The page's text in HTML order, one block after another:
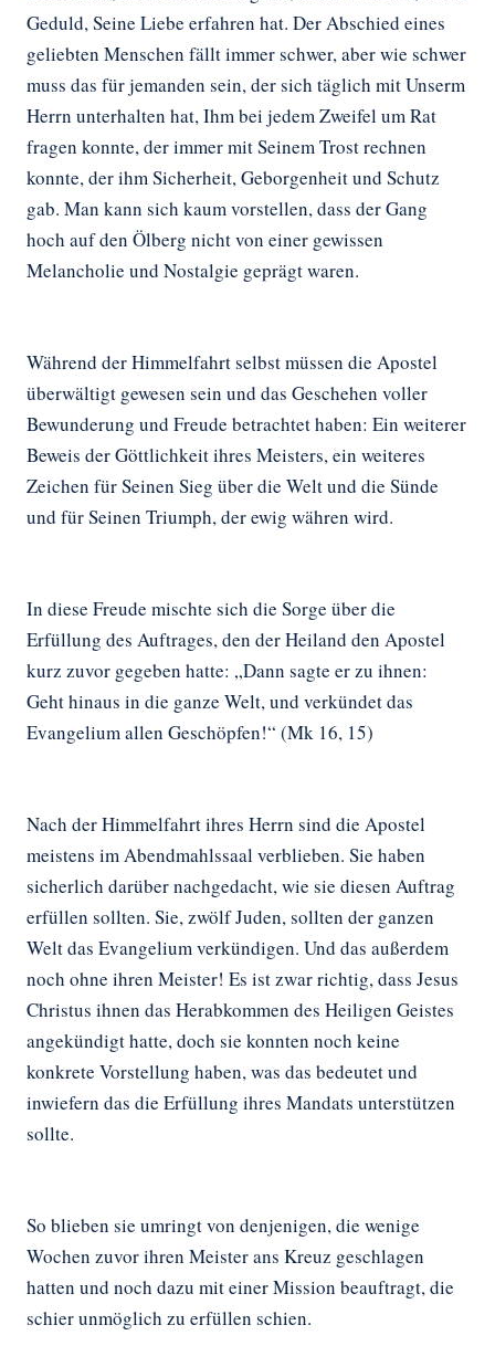
Geduld, Seine Liebe erfahren hat. Der Abschied eines
geliebten Menschen fällt immer schwer, aber wie schwer
muss das für jemanden sein, der sich täglich mit Unserm
Herrn unterhalten hat, Ihm bei jedem Zweifel um Rat
fragen konnte, der immer mit Seinem Trost rechnen
konnte, der ihm Sicherheit, Geborgenheit und Schutz
gab. Man kann sich kaum vorstellen, dass der Gang
hoch auf den Ölberg nicht von einer gewissen
Melancholie und Nostalgie geprägt waren.
Während der Himmelfahrt selbst müssen die Apostel
überwältigt gewesen sein und das Geschehen voller
Bewunderung und Freude betrachtet haben: Ein weiterer
Beweis der Göttlichkeit ihres Meisters, ein weiteres
Zeichen für Seinen Sieg über die Welt und die Sünde
und für Seinen Triumph, der ewig währen wird.
In diese Freude mischte sich die Sorge über die
Erfüllung des Auftrages, den der Heiland den Apostel
kurz zuvor gegeben hatte: „Dann sagte er zu ihnen:
Geht hinaus in die ganze Welt, und verkündet das
Evangelium allen Geschöpfen!“ (Mk 16, 15)
Nach der Himmelfahrt ihres Herrn sind die Apostel
meistens im Abendmahlssaal verblieben. Sie haben
sicherlich darüber nachgedacht, wie sie diesen Auftrag
erfüllen sollten. Sie, zwölf Juden, sollten der ganzen
Welt das Evangelium verkündigen. Und das außerdem
noch ohne ihren Meister! Es ist zwar richtig, dass Jesus
Christus ihnen das Herabkommen des Heiligen Geistes
angekündigt hatte, doch sie konnten noch keine
konkrete Vorstellung haben, was das bedeutet und
inwiefern das die Erfüllung ihres Mandats unterstützen
sollte.
So blieben sie umringt von denjenigen, die wenige
Wochen zuvor ihren Meister ans Kreuz geschlagen
hatten und noch dazu mit einer Mission beauftragt, die
schier unmöglich zu erfüllen schien.